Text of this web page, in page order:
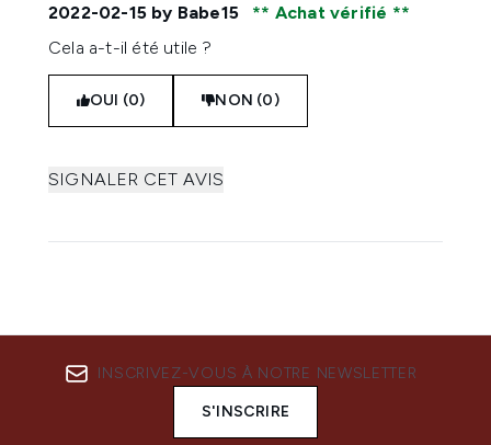
2022-02-15 by Babe15
Achat vérifié
Cela a-t-il été utile ?
OUI (0) NON (0)
SIGNALER CET AVIS
INSCRIVEZ-VOUS À NOTRE NEWSLETTER
S'INSCRIRE